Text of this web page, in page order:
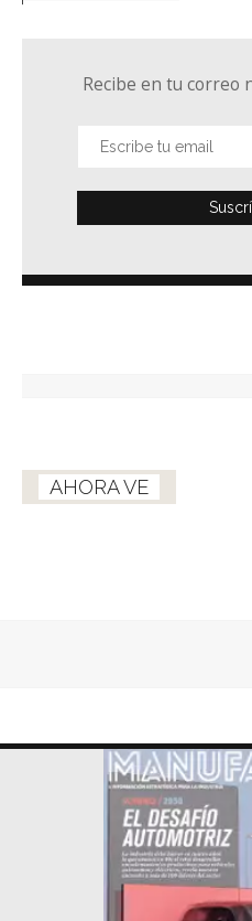
Recibe en tu correo
AHORA VE